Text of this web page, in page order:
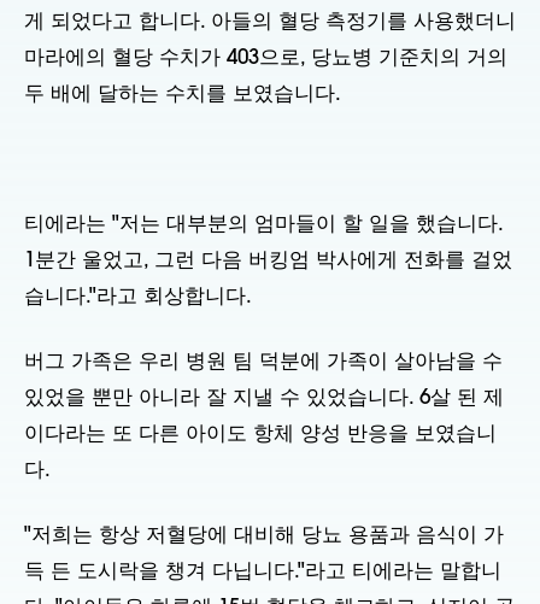
게 되었다고 합니다. 아들의 혈당 측정기를 사용했더니
마라에의 혈당 수치가 403으로, 당뇨병 기준치의 거의
두 배에 달하는 수치를 보였습니다.
티에라는 "저는 대부분의 엄마들이 할 일을 했습니다.
1분간 울었고, 그런 다음 버킹엄 박사에게 전화를 걸었
습니다."라고 회상합니다.
버그 가족은 우리 병원 팀 덕분에 가족이 살아남을 수
있었을 뿐만 아니라 잘 지낼 수 있었습니다. 6살 된 제
이다라는 또 다른 아이도 항체 양성 반응을 보였습니
다.
"저희는 항상 저혈당에 대비해 당뇨 용품과 음식이 가
득 든 도시락을 챙겨 다닙니다."라고 티에라는 말합니